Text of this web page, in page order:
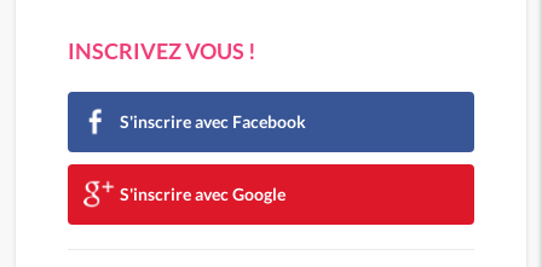
INSCRIVEZ VOUS !
S'inscrire avec Facebook
S'inscrire avec Google